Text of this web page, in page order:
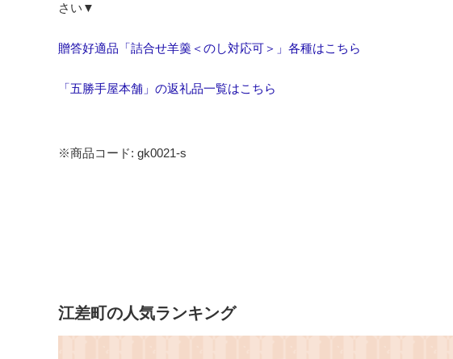
さい▼
贈答好適品「詰合せ羊羹＜のし対応可＞」各種はこちら
「五勝手屋本舗」の返礼品一覧はこちら
※商品コード: gk0021-s
江差町の人気ランキング